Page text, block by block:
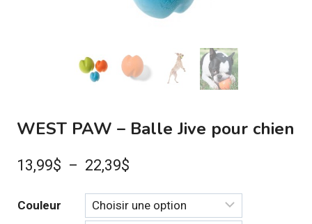
WEST PAW – Balle Jive pour chien
13,99$ – 22,39$
prix :
Couleur